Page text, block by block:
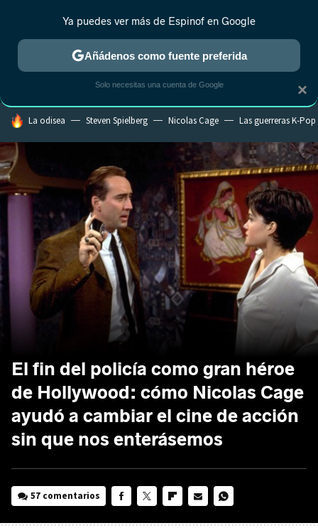
MENÚ NUEVO
ESTRENOS REALITY ANIME RANKINGS CINE
HOY SE HABLA DE
La odisea Steven Spielberg Nicolas Cage Las guerreras K-Pop
El fin del policía como gran héroe
de Hollywood: cómo Nicolas Cage
ayudó a cambiar el cine de acción
sin que nos enterásemos
57 comentarios
×
Ya puedes ver más de Espinof en Google
Añádenos como fuente preferida
Solo necesitas una cuenta de Google